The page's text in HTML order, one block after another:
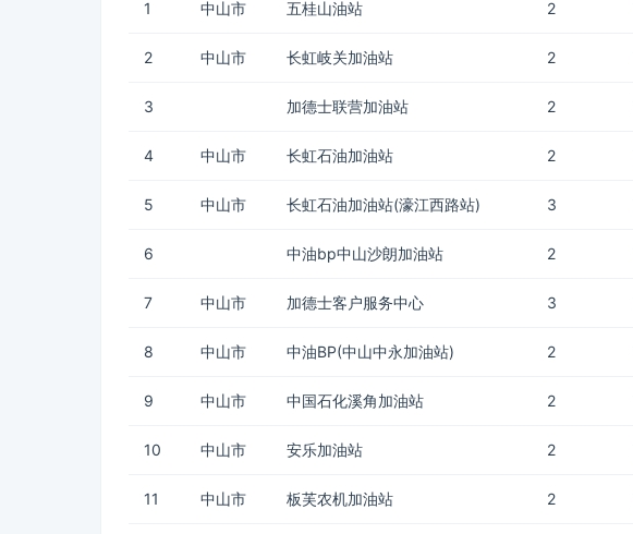
1 中山市 五桂山油站 2
2 中山市 长虹岐关加油站 2
3 加德士联营加油站 2
4 中山市 长虹石油加油站 2
5 中山市 长虹石油加油站(濠江西路站) 3
6 中油bp中山沙朗加油站 2
7 中山市 加德士客户服务中心 3
8 中山市 中油BP(中山中永加油站) 2
9 中山市 中国石化溪角加油站 2
10 中山市 安乐加油站 2
11 中山市 板芙农机加油站 2